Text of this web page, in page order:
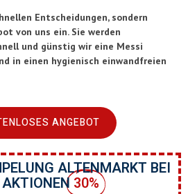
Entscheidungen, sondern
von uns ein. Sie werden
und günstig wir eine Messi
in einen hygienisch einwandfreien
ANGEBOT
ALTENMARKT BEI
30%